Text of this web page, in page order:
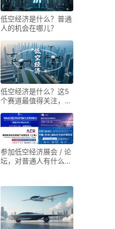
低空经济是什么？普通
人的机会在哪儿？
低空经济是什么？这5
个赛道最值得关注，普
参加低空经济展会 / 论
坛，对普通人有什么帮